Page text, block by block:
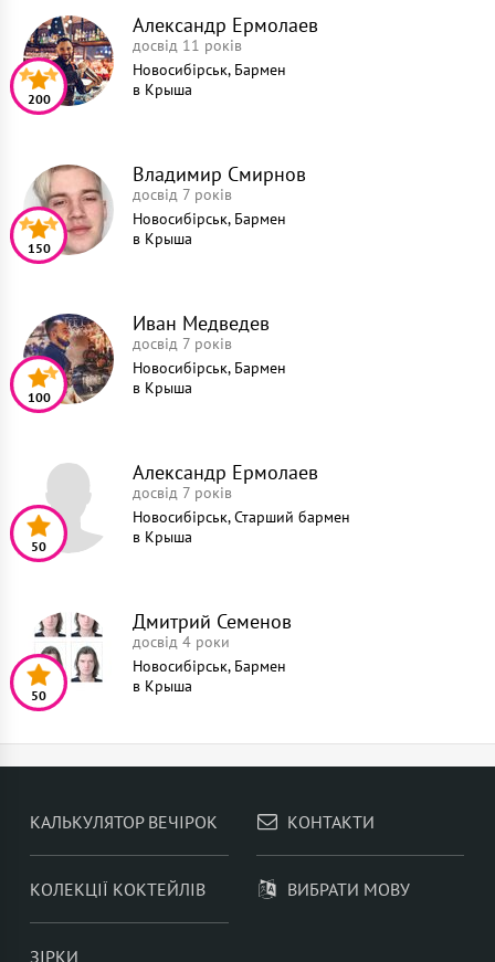
Александр Ермолаев
досвід 11 років
Новосибірськ, Бармен
в Крыша
200
Владимир Смирнов
досвід 7 років
Новосибірськ, Бармен
в Крыша
150
Иван Медведев
досвід 7 років
Новосибірськ, Бармен
в Крыша
100
Александр Ермолаев
досвід 7 років
Новосибірськ, Старший бармен
в Крыша
50
Дмитрий Семенов
досвід 4 роки
Новосибірськ, Бармен
в Крыша
50
КАЛЬКУЛЯТОР ВЕЧІРОК
КОЛЕКЦІЇ КОКТЕЙЛІВ
ЗІРКИ
КОНТАКТИ
ВИБРАТИ МОВУ